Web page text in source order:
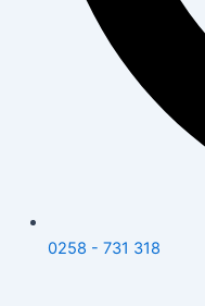
0258 - 731 318